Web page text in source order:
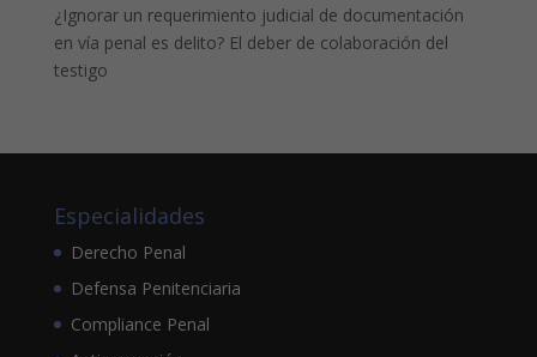
¿Ignorar un requerimiento judicial de documentación
en vía penal es delito? El deber de colaboración del
testigo
Especialidades
Derecho Penal
Defensa Penitenciaria
Compliance Penal